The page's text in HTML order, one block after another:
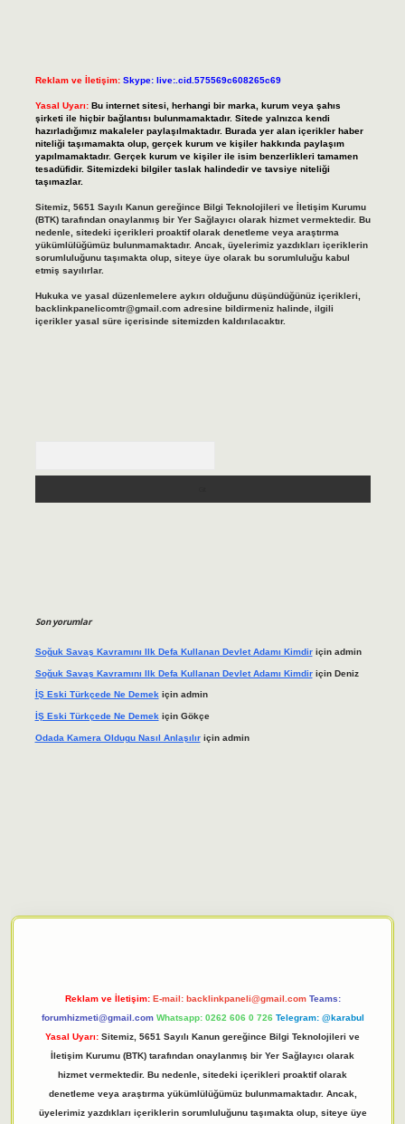
Reklam ve İletişim: Skype: live:.cid.575569c608265c69
Yasal Uyarı: Bu internet sitesi, herhangi bir marka, kurum veya şahıs
şirketi ile hiçbir bağlantısı bulunmamaktadır. Sitede yalnızca kendi
hazırladığımız makaleler paylaşılmaktadır. Burada yer alan içerikler haber
niteliği taşımamakta olup, gerçek kurum ve kişiler hakkında paylaşım
yapılmamaktadır. Gerçek kurum ve kişiler ile isim benzerlikleri tamamen
tesadüfidir. Sitemizdeki bilgiler taslak halindedir ve tavsiye niteliği
taşımazlar.
Sitemiz, 5651 Sayılı Kanun gereğince Bilgi Teknolojileri ve İletişim Kurumu
(BTK) tarafından onaylanmış bir Yer Sağlayıcı olarak hizmet vermektedir. Bu
nedenle, sitedeki içerikleri proaktif olarak denetleme veya araştırma
yükümlülüğümüz bulunmamaktadır. Ancak, üyelerimiz yazdıkları içeriklerin
sorumluluğunu taşımakta olup, siteye üye olarak bu sorumluluğu kabul
etmiş sayılırlar.
Hukuka ve yasal düzenlemelere aykırı olduğunu düşündüğünüz içerikleri,
backlinkpanelicomtr@gmail.comadresine bildirmeniz halinde, ilgili
içerikler yasal süre içerisinde sitemizden kaldırılacaktır.
Son yorumlar
Soğuk Savaş Kavramını Ilk Defa Kullanan Devlet Adamı Kimdiriçin admin
Soğuk Savaş Kavramını Ilk Defa Kullanan Devlet Adamı Kimdiriçin Deniz
İŞ Eski Türkçede Ne Demekiçin admin
İŞ Eski Türkçede Ne Demek için Gökçe
Odada Kamera Oldugu Nasıl Anlaşılıriçin admin
Reklam ve İletişim: E-mail: backlinkpaneli@gmail.com Teams:
forumhizmeti@gmail.com Whatsapp: 0262 606 0 726 Telegram: @karabul
Yasal Uyarı: Sitemiz, 5651 Sayılı Kanun gereğince Bilgi Teknolojileri ve
İletişim Kurumu (BTK) tarafından onaylanmış bir Yer Sağlayıcı olarak
hizmet vermektedir. Bu nedenle, sitedeki içerikleri proaktif olarak
denetleme veya araştırma yükümlülüğümüz bulunmamaktadır. Ancak,
üyelerimiz yazdıkları içeriklerin sorumluluğunu taşımakta olup, siteye üye